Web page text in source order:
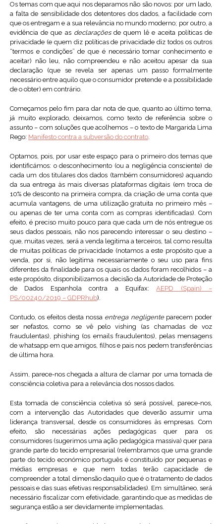
Os temas com que aqui nos deparamos não são novos: por um lado,
a falta de sensibilidade dos detentores dos dados, a facilidade com
que os entregam e a sua relevância no mundo moderno; por outro, a
evidência de que as declaraçõesde quem lê e aceita políticas de
privacidade (e quem diz políticas de privacidade diz todos os outros
“termos e condições” de que é necessário tomar conhecimento e
aceitar) não leu, não compreendeu e não aceitou apesar da sua
declaração (que se revela ser apenas um passo formalmente
necessário entre aquilo que o consumidor pretende e a possibilidade
de o obter) em contrário.
Começamos pelo fim para dar nota de que, quanto ao último tema,
já muito explorado, deixamos, como texto de referência sobre o
assunto – com soluções que acolhemos – o texto de Margarida Lima
Rego: Manifesto contra a subversão do contrato.
Optamos, pois, por usar este espaço para o primeiro dos temas que
identificámos: o desconhecimento (ou a negligência consciente) de
cada um dos titulares dos dados (também consumidores) aquando
da sua entrega às mais diversas plataformas digitais (em troca de
10% de desconto na primeira compra, da criação de uma conta que
acumula vantagens, de uma utilização gratuita no primeiro mês –
ou apenas de ter uma conta com as compras identificadas). Com
efeito, é preciso muito pouco para que cada um de nós entregue os
seus dados pessoais, não nos parecendo interessar o seu destino –
que, muitas vezes, será a venda legitima a terceiros, tal como resulta
de muitas políticas de privacidade (notamos a este propósito que a
venda, por si, não legitima necessariamente o seu uso para fins
diferentes da finalidade para os quais os dados foram recolhidos – a
este propósito, disponibilizamos a decisão da Autoridade de Proteção
de Dados Espanhola contra a Equifax:AEPD (Spain) –
PS/00240/2019 – GDPRhub).
Contudo, os efeitos desta nossa entrega negligente parecem poder
ser nefastos, como se vê pelo vishing (as chamadas de voz
fraudulentas), phishing (os emails fraudulentos), pelas mensagens
de whatsapp em que amigos, filhos e pais nos pedem transferências
de última hora.
Assim, parece-nos chegada a altura de clamar por uma tomada de
consciência coletiva para a relevância dos nossos dados.
Esta tomada de consciência coletiva só será possível, parece-nos,
com a intervenção das Autoridades que deverão assumir uma
liderança transversal, desde os consumidores às empresas. Com
efeito, são necessárias ações pedagógicas quer para os
consumidores (sugerimos uma ação pedagógica massiva) quer para
grande parte do tecido empresarial (relembramos que uma grande
parte do tecido económico português é constituído por pequenas e
médias empresas e que nem todas terão capacidade de
compreender a total dimensão daquilo que é o tratamento de dados
pessoais e das suas efetivas responsabilidades). Em simultâneo, será
necessário fiscalizar com efetividade, garantindo que as medidas de
segurança estão a ser devidamente implementadas.